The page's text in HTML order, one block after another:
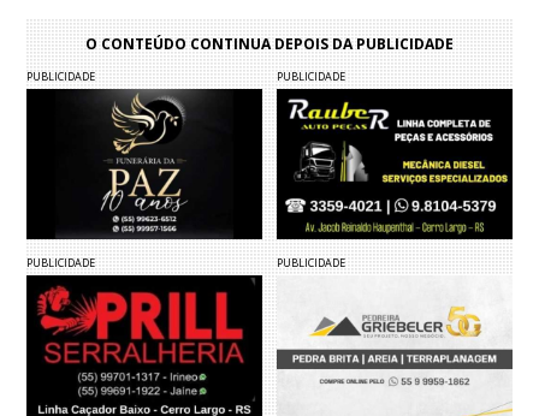
O CONTEÚDO CONTINUA DEPOIS DA PUBLICIDADE
PUBLICIDADE PUBLICIDADE
PUBLICIDADE PUBLICIDADE